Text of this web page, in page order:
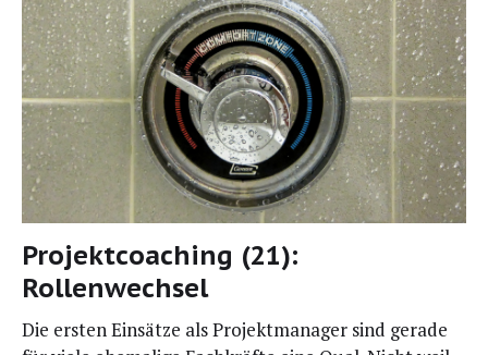
Projektcoaching (21):
Rollenwechsel
Die ers­ten Ein­sät­ze als Pro­jekt­ma­na­ger sind gera­de